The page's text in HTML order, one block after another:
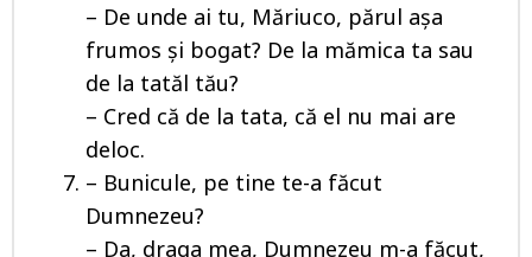
– De unde ai tu, Măriuco, părul așa
frumos și bogat? De la mămica ta sau
de la tatăl tău?
– Cred că de la tata, că el nu mai are
deloc.
– Bunicule, pe tine te-a făcut
Dumnezeu?
– Da, draga mea, Dumnezeu m-a făcut,